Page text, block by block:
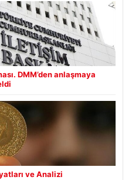
DMM’den anlaşmaya
ve Analizi